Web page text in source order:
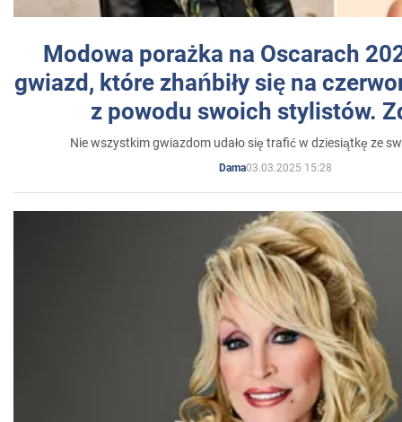
Modowa porażka na Oscarach
gwiazd, które zhańbiły się na
z powodu swoich stylistów.
Nie wszystkim gwiazdom udało się trafić w dziesiątkę ze
Dama03.03.2025 15:28